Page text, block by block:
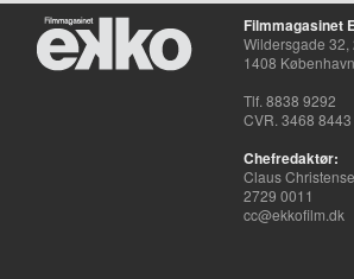
Filmmagasinet
Wildersgade 32,
1408
Tlf. 8838 9292
CVR. 3468 8443
Chefredaktør:
Claus
2729 0011
cc@ekkofilm.dk